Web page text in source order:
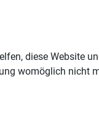
diese Website
womöglich nicht